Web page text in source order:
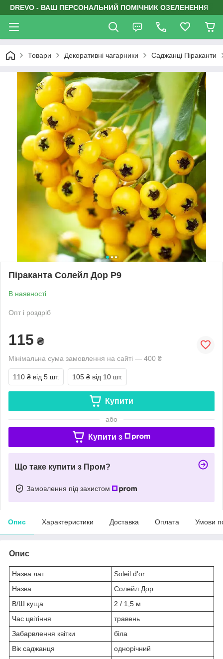
DREVO - ВАШ ПЕРСОНАЛЬНИЙ ПОМІЧНИК ОЗЕЛЕНЕННЯ
Товари Декоративні чагарники Саджанці Піраканти
Піраканта Солейл Дор Р9
В наявності
Опт і роздріб
115 ₴
Мінімальна сума замовлення на сайті — 400 ₴
110 ₴ від 5 шт. 105 ₴ від 10 шт.
Купити
або
Купити з
Що таке купити з Пром?
Замовлення під захистом
Опис Характеристики Доставка Оплата Умови
Опис
Назва лат.
Soleil d'or
Назва
Солейл Дор
В/Ш куща
2 / 1,5 м
Час цвітіння
травень
Забарвлення квітки
біла
Вік саджанця
однорічний